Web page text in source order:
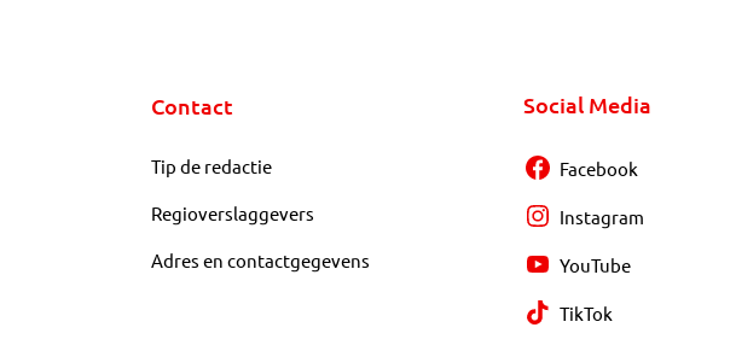
Contact
Tip de redactie
Regioverslaggevers
Adres en contactgegevens
Social Media
Facebook
Instagram
YouTube
TikTok